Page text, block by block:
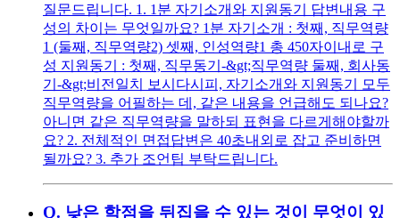
질문드립니다. 1. 1분 자기소개와 지원동기 답변내용 구
성의 차이는 무엇일까요? 1분 자기소개 : 첫째, 직무역량
1 (둘째, 직무역량2) 셋째, 인성역량1 총 450자이내로 구
성 지원동기 : 첫째, 직무동기-&gt;직무역량 둘째, 회사동
기-&gt;비전일치 보시다시피, 자기소개와 지원동기 모두
직무역량을 어필하는 데, 같은 내용을 언급해도 되나요?
아니면 같은 직무역량을 말하되 표현을 다르게해야할까
요? 2. 전체적인 면접답변은 40초내외로 잡고 준비하면
될까요? 3. 추가 조언팁 부탁드립니다.
Q. 낮은 학점을 뒤집을 수 있는 것이 무엇이 있